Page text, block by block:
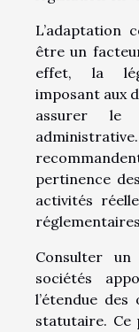
L’adaptation
être un
effet, la
imposant aux
assurer le
pertinence
activités
Consulter
sociétés
l’étendue
statutaire. Ce